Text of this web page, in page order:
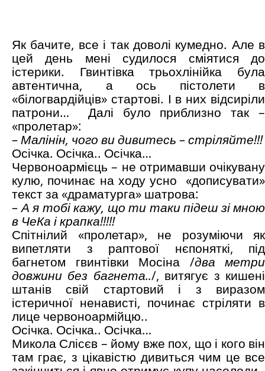
Як бачите, все і так доволі кумедно. Але в
цей день мені судилося сміятися до
істерики. Гвинтівка трьохлінійка була
автентична, а ось пістолети в
«білогвардійців» стартові. І в них відсиріли
патрони… Далі було приблизно так –
«пролетар»:
– Малінін, чого ви дивитесь – стріляйте!!!
Осічка. Осічка.. Осічка…
Червоноармієць – не отримавши очікувану
кулю, починає на ходу усно «дописувати»
текст за «драматурга» шатрова:
– А я тобі кажу, що ти таки підеш зі мною
в ЧеКа і крапка!!!!!
Спітнілий «пролетар», не розуміючи як
випетляти з раптової нєпоняткі, під
багнетом гвинтівки Мосіна /два метри
довжини без багнета../, витягує з кишені
штанів свій стартовий і з виразом
істеричної ненависті, починає стріляти в
лице червоноармійцю..
Осічка. Осічка.. Осічка…
Микола Слісєв – йому вже пох, що і кого він
там грає, з цікавістю дивиться чим це все